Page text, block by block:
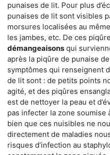
punaises de lit. Pour plus
punaises de lit sont visibles
morsures localisées au
les jambes, etc. De ces
démangeaisons qui
après la piqûre de punaise
symptômes qui renseignent
de lit sont : de petits points
agité, et des piqûres
est de nettoyer la peau et
pas infecter la zone soumise
bien que ces nuisibles ne
directement de maladies
risques d’infection au